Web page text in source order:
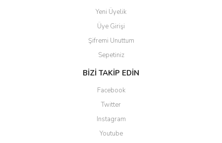
Yeni Üyelik
Üye Girişi
Şifremi Unuttum
Sepetiniz
BİZİ TAKİP EDİN
Facebook
Twitter
Instagram
Youtube